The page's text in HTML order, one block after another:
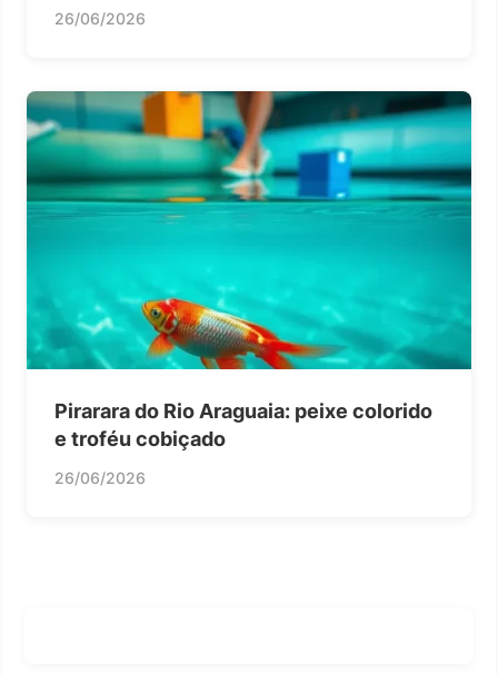
26/06/2026
Pirarara do Rio Araguaia: peixe colorido
e troféu cobiçado
26/06/2026